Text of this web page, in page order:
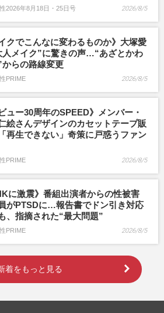
2026年8月18日・25日号 2026/8/5
イクでこんなに変わるものか》大塚愛
人メイク”に驚きの声…“あざとかわ
からの路線変更
PRIME 2026/8/5
ュー30周年のSPEED》メンバー・
絵さんデザインのカセットテープ販
再生できない」奇策に戸惑うファン
PRIME 2026/8/5
に激震》番組出演者からの性被害
がPTSDに…報告書でドン引き対応
、指摘された“最大問題”
PRIME 2026/8/5
着をもっと見る